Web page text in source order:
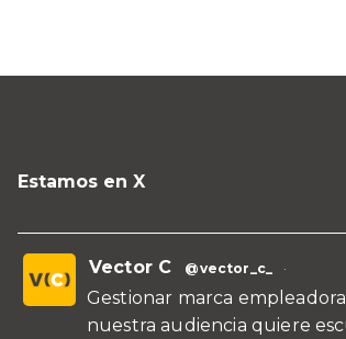
Estamos en X
Vector C @vector_c_ ·
Gestionar marca
nuestra audiencia quiere